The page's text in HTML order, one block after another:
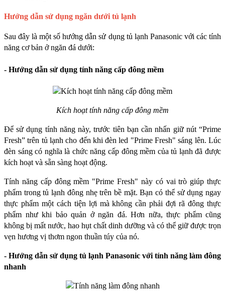
Hướng dẫn sử dụng ngăn dưới tủ lạnh
Sau đây là một số hướng dẫn sử dụng tủ lạnh Panasonic với các tính
năng cơ bản ở ngăn đá dưới:
- Hướng dẫn sử dụng tính năng cấp đông mềm
Kích hoạt tính năng cấp đông mềm
Để sử dụng tính năng này, trước tiên bạn cần nhấn giữ nút “Prime
Fresh” trên tủ lạnh cho đến khi đèn led "Prime Fresh" sáng lên. Lúc
đèn sáng có nghĩa là chức năng cấp đông mềm của tủ lạnh đã được
kích hoạt và sẵn sàng hoạt động.
Tính năng cấp đông mềm "Prime Fresh" này có vai trò giúp thực
phẩm trong tủ lạnh đông nhẹ trên bề mặt. Bạn có thể sử dụng ngay
thực phẩm một cách tiện lợi mà không cần phải đợi rã đông thực
phẩm như khi bảo quản ở ngăn đá. Hơn nữa, thực phẩm cũng
không bị mất nước, hao hụt chất dinh dưỡng và có thể giữ được trọn
vẹn hương vị thơm ngon thuần túy của nó.
- Hướng dẫn sử dụng tủ lạnh Panasonic với tính năng làm đông
nhanh